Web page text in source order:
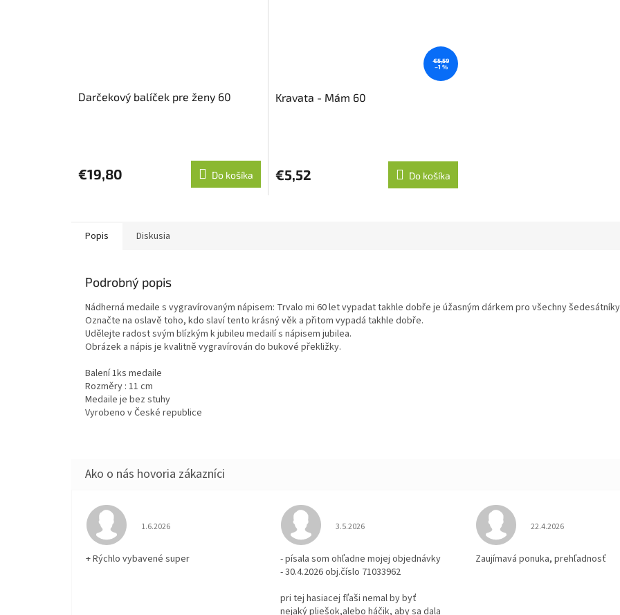
Darčekový balíček pre ženy 60
€19,80 Do košíka
€5,59
–1 %
Kravata - Mám 60
€5,52 Do košíka
Popis Diskusia
Podrobný popis
Nádherná medaile s vygravírovaným nápisem: Trvalo mi 60 let vypadat takhle dobře je úžasným dárkem pro všechny
Označte na oslavě toho, kdo slaví tento krásný věk a přitom vypadá takhle dobře.
Udělejte radost svým blízkým k jubileu medailí s nápisem jubilea.
Obrázek a nápis je kvalitně vygravírován do bukové překližky.
Balení 1ks medaile
Rozměry : 11 cm
Medaile je bez stuhy
Vyrobeno v České republice
Hodnotenie obchodu je 5 z 5 hviezdičiek.
1.6.2026
+ Rýchlo vybavené super
Hodnotenie obchodu je 3 z 5 hviezdičiek.
3.5.2026
- písala som ohľadne mojej objednávky
- 30.4.2026 obj.číslo 71033962
pri tej hasiacej fľaši nemal by byť
nejaký pliešok,alebo háčik, aby sa dala
Hodnotenie obchodu
22.4.2026
Zaujímavá ponuka, prehľadnosť